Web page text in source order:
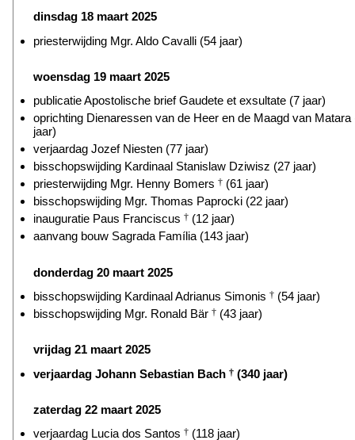
dinsdag 18 maart 2025
priesterwijding Mgr. Aldo Cavalli (54 jaar)
woensdag 19 maart 2025
publicatie Apostolische brief Gaudete et exsultate (7 jaar)
oprichting Dienaressen van de Heer en de Maagd van Matara
jaar)
verjaardag Jozef Niesten (77 jaar)
bisschopswijding Kardinaal Stanislaw Dziwisz (27 jaar)
priesterwijding Mgr. Henny Bomers † (61 jaar)
bisschopswijding Mgr. Thomas Paprocki (22 jaar)
inauguratie Paus Franciscus † (12 jaar)
aanvang bouw Sagrada Família (143 jaar)
donderdag 20 maart 2025
bisschopswijding Kardinaal Adrianus Simonis † (54 jaar)
bisschopswijding Mgr. Ronald Bär † (43 jaar)
vrijdag 21 maart 2025
verjaardag Johann Sebastian Bach † (340 jaar)
zaterdag 22 maart 2025
verjaardag Lucia dos Santos † (118 jaar)